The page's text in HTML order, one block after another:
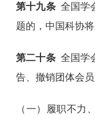
第十九条全国学
题的，中国科协
第二十条全国学
告、撤销团体会员
（一）履职不力